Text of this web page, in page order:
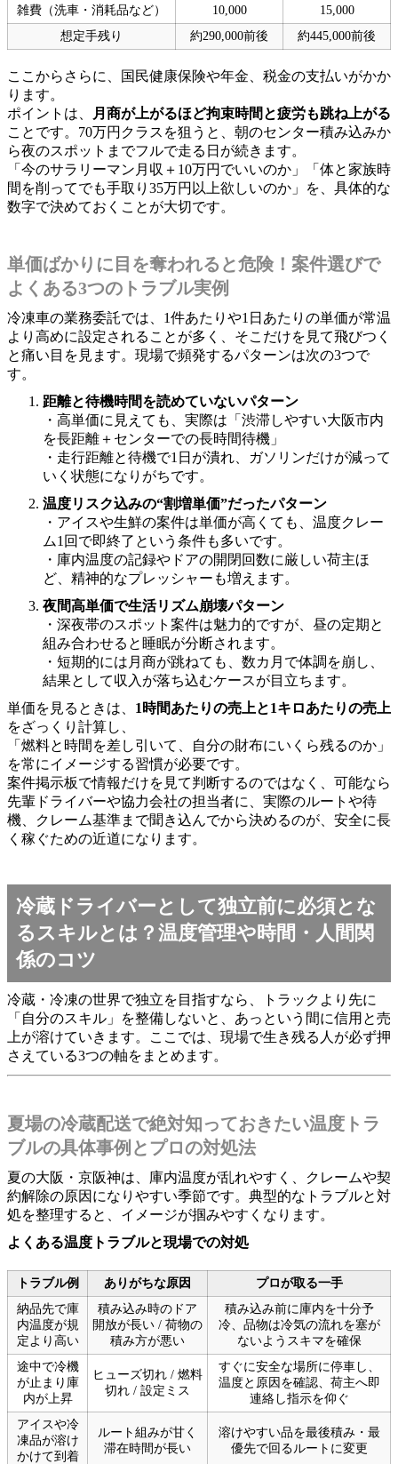
雑費（洗車・消耗品など） 10,000
15,000
想定手残り
約290,000前後 約445,000前後
ここからさらに、国民健康保険や年金、税金の支払いがかか
ります。
ポイントは、
月商が上がるほど拘束時間と疲労も跳ね上がる
ことです。70万円クラスを狙うと、朝のセンター積み込みか
ら夜のスポットまでフルで走る日が続きます。
「今のサラリーマン月収＋10万円でいいのか」「体と家族時
間を削ってでも手取り35万円以上欲しいのか」を、具体的な
数字で決めておくことが大切です。
単価ばかりに目を奪われると危険！案件選びで
よくある3つのトラブル実例
冷凍車の業務委託では、1件あたりや1日あたりの単価が常温
より高めに設定されることが多く、そこだけを見て飛びつく
と痛い目を見ます。現場で頻発するパターンは次の3つで
す。
距離と待機時間を読めていないパターン
・高単価に見えても、実際は「渋滞しやすい大阪市内
を長距離＋センターでの長時間待機」
・走行距離と待機で1日が潰れ、ガソリンだけが減って
いく状態になりがちです。
温度リスク込みの“割増単価”だったパターン
・アイスや生鮮の案件は単価が高くても、温度クレー
ム1回で即終了という条件も多いです。
・庫内温度の記録やドアの開閉回数に厳しい荷主ほ
ど、精神的なプレッシャーも増えます。
夜間高単価で生活リズム崩壊パターン
・深夜帯のスポット案件は魅力的ですが、昼の定期と
組み合わせると睡眠が分断されます。
・短期的には月商が跳ねても、数カ月で体調を崩し、
結果として収入が落ち込むケースが目立ちます。
単価を見るときは、 1時間あたりの売上と1キロあたりの売上
をざっくり計算し、
「燃料と時間を差し引いて、自分の財布にいくら残るのか」
を常にイメージする習慣が必要です。
案件掲示板で情報だけを見て判断するのではなく、可能なら
先輩ドライバーや協力会社の担当者に、実際のルートや待
機、クレーム基準まで聞き込んでから決めるのが、安全に長
く稼ぐための近道になります。
冷蔵ドライバーとして独立前に必須とな
るスキルとは？温度管理や時間・人間関
係のコツ
冷蔵・冷凍の世界で独立を目指すなら、トラックより先に
「自分のスキル」を整備しないと、あっという間に信用と売
上が溶けていきます。ここでは、現場で生き残る人が必ず押
さえている3つの軸をまとめます。
夏場の冷蔵配送で絶対知っておきたい温度トラ
ブルの具体事例とプロの対処法
夏の大阪・京阪神は、庫内温度が乱れやすく、クレームや契
約解除の原因になりやすい季節です。典型的なトラブルと対
処を整理すると、イメージが掴みやすくなります。
よくある温度トラブルと現場での対処
トラブル例 ありがちな原因
プロが取る一手
納品先で庫
内温度が規
定より高い
積み込み時のドア
開放が長い / 荷物の
積み方が悪い
積み込み前に庫内を十分予
冷、品物は冷気の流れを塞が
ないようスキマを確保
途中で冷機
が止まり庫
内が上昇
ヒューズ切れ / 燃料
切れ / 設定ミス
すぐに安全な場所に停車し、
温度と原因を確認、荷主へ即
連絡し指示を仰ぐ
アイスや冷
凍品が溶け
かけて到着
ルート組みが甘く
滞在時間が長い
溶けやすい品を最後積み・最
優先で回るルートに変更